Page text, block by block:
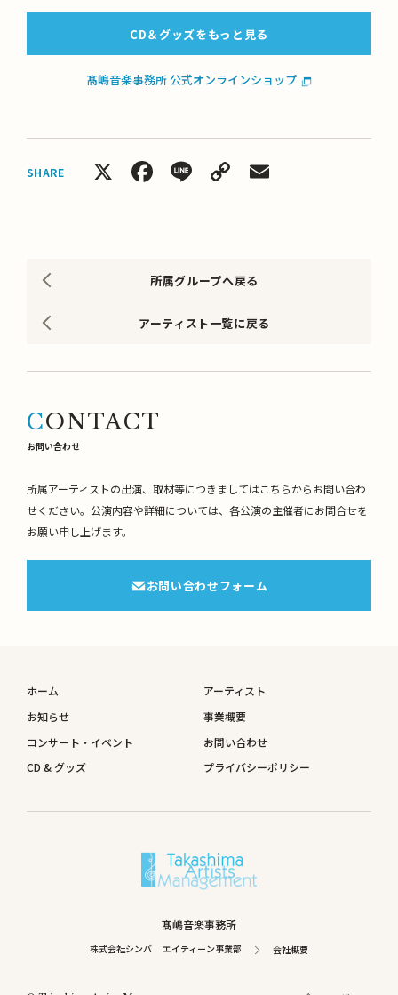
CD＆グッズをもっと見る
髙嶋音楽事務所 公式オンラインショップ
SHARE X Facebook
LineCopy
所属グループへ戻る
アーティスト一覧に戻る
CONTACT
お問い合わせ
所属アーティストの出演、取材等につきましてはこちらからお問い合わ
せください。 公演内容や詳細については、各公演の主催者にお問合せを
お願い申し上げます。
お問い合わせフォーム
ホーム
お知らせ
コンサート・イベント
CD & グッズ
アーティスト
事業概要
お問い合わせ
プライバシーポリシー
髙嶋音楽事務所
株式会社シンバ エイティーン事業部 会社概要